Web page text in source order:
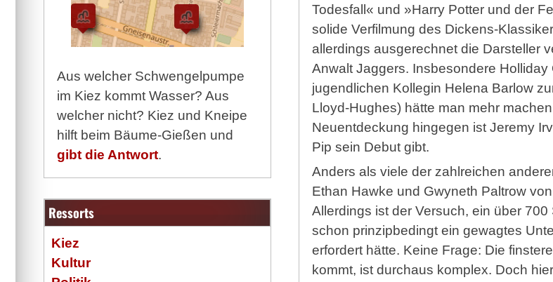
Todesfall« und »Harry Potter und der
solide Verfilmung des Dickens-
allerdings ausgerechnet die Darsteller
Anwalt Jaggers. Insbesondere
jugendlichen Kollegin Helena Barlow
Lloyd-Hughes) hätte man mehr
Neuentdeckung hingegen ist Jeremy
Pip sein Debut gibt.
Anders als viele der zahlreichen
Ethan Hawke und Gwyneth Paltrow
Allerdings ist der Versuch, ein über
schon prinzipbedingt ein gewagtes
erfordert hätte. Keine Frage: Die
kommt, ist durchaus komplex. Doch
Aus welcher Schwengelpumpe
im Kiez kommt Wasser? Aus
welcher nicht? Kiez und Kneipe
hilft beim Bäume-Gießen und
gibt die Antwort.
Ressorts
Kiez
Kultur